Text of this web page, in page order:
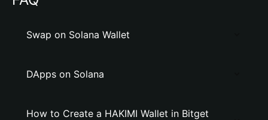
Swap on Solana Wallet
DApps on Solana
How to Create a HAKIMI Wallet in Bitget